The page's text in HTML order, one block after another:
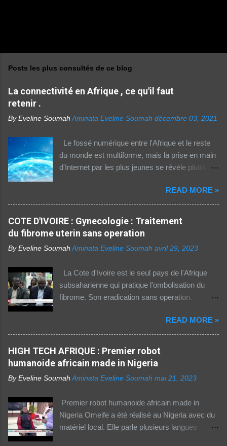
e
s
t
r
e
u
c
o
m
m
t
i
r
e
Posts les plus consultés de ce blog
La connectivité en Afrique , ce qu'il faut
retenir .
By Eveline Soumah Aminata Eveline Soumah décembre 03, 2021
Le fossé numérique entre l'Afrique et le reste
du monde est multiforme, mais la prise en main
d'Internet par les plus jeunes se révèle plutôt
http://boutic.evemoney.1tpe.fr Un tiers (33%) de
la population dans la région Afrique (hors Etats
arabes du continent) utilise Internet, selon le
rapport 2021 de l'Union internationale des
télécommunications (UIT) sur la connectivité
numérique dans le monde. Si entre 2019 et
dans cette partie du monde, cette dernière est
celle où l'accès au web reste difficile –
notamment pour les femmes et les personnes
coûteux. Cinq faits pour appréhender le fossé
numérique en Afrique. La moitié des citadins
africains sont en ligne contre seulement 15% de
la population rurale. A l'échelle de la planète, les
habitants des zones urbaines sont deux fois...
READ MORE »
COTE D'IVOIRE : Gynecologie : Traitement
du fibrome uterin sans operation
By Eveline Soumah Aminata Eveline Soumah avril 29, 2023
La Cote d'Ivoire est le seul pays de l'Afrique
subsaharienne qui pratique l'ombolisation du
fibrome. Son eradication sans operation.
d'Ivoire. Elle a gueri pres de 300 femmes.
Suivez ceci. - 1TPE.com - Votre boutique de
produits digitaux Source life tv.
READ MORE »
HIGH TECH AFRIQUE : Premier robot
humanoide africain made in Nigeria
By Eveline Soumah Aminata Eveline Soumah mai 21, 2023
Premier robot humanoide africain made in
Nigeria Omeife a été réalisé au Nigeria avec du
matériel local. Elle parle plusieurs langues